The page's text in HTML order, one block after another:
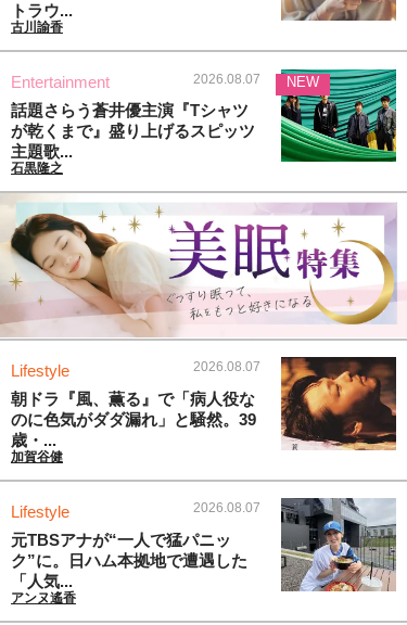
トラウ...
古川諭香
Entertainment 2026.08.07
話題さらう蒼井優主演『Tシャツ
が乾くまで』盛り上げるスピッツ
主題歌...
石黒隆之
NEW
Lifestyle 2026.08.07
朝ドラ『風、薫る』で「病人役な
のに色気がダダ漏れ」と騒然。39
歳・...
加賀谷健
Lifestyle 2026.08.07
元TBSアナが“一人で猛パニッ
ク”に。日ハム本拠地で遭遇した
「人気...
アンヌ遙香